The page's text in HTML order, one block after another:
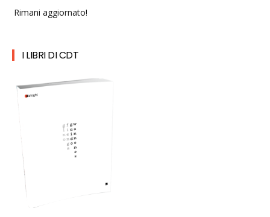
Rimani aggiornato!
I LIBRI DI CDT